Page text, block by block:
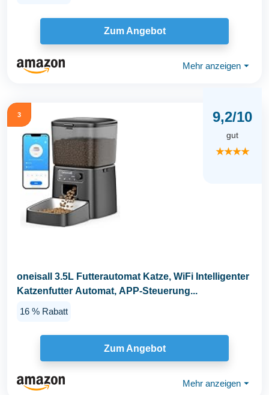
Zum Angebot
Mehr anzeigen ⏷
3 9,2/10
gut
★★★★
oneisall 3.5L Futterautomat Katze, WiFi Intelligenter
Katzenfutter Automat, APP-Steuerung...
16 % Rabatt
Zum Angebot
Mehr anzeigen ⏷